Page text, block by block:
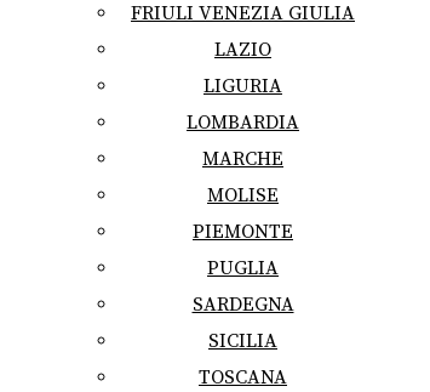
FRIULI VENEZIA GIULIA
LAZIO
LIGURIA
LOMBARDIA
MARCHE
MOLISE
PIEMONTE
PUGLIA
SARDEGNA
SICILIA
TOSCANA